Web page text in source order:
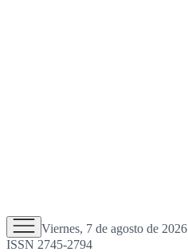
Viernes, 7 de agosto de 2026
ISSN 2745-2794